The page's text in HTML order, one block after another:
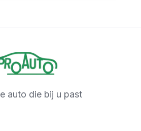
auto die bij u past